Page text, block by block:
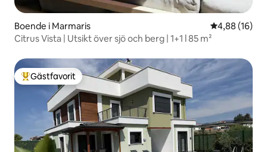
Boende i Marmaris 4,88 av 5 i
4,88 (16)
Citrus Vista | Utsikt över sjö och berg | 1+1 l 85 m²
Populär gästfavorit
Gästfavorit